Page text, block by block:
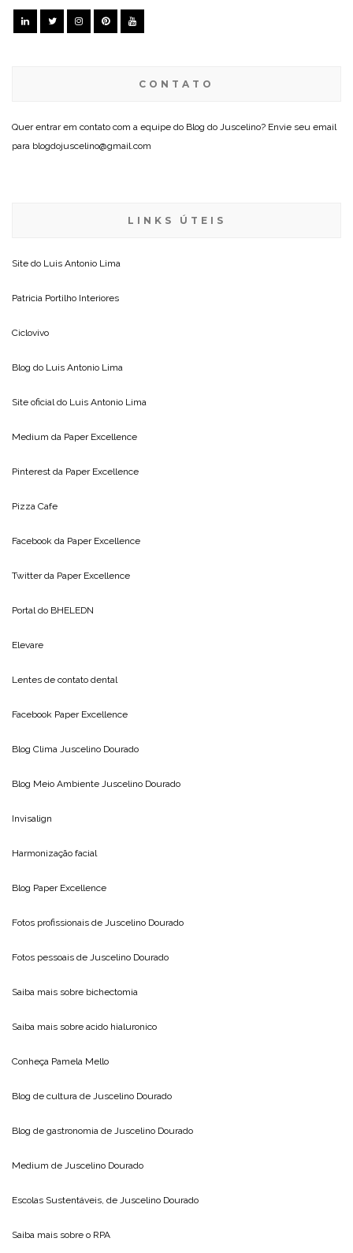
CONTATO
Quer entrar em contato com a equipe do Blog do Juscelino? Envie seu email
para blogdojuscelino@gmail.com
LINKS ÚTEIS
Site do Luis Antonio Lima
Patricia Portilho Interiores
Ciclovivo
Blog do Luis Antonio Lima
Site oficial do Luis Antonio Lima
Medium da Paper Excellence
Pinterest da Paper Excellence
Pizza Cafe
Facebook da Paper Excellence
Twitter da Paper Excellence
Portal do BHELEDN
Elevare
Lentes de contato dental
Facebook Paper Excellence
Blog Clima Juscelino Dourado
Blog Meio Ambiente Juscelino Dourado
Invisalign
Harmonização facial
Blog Paper Excellence
Fotos profissionais de Juscelino Dourado
Fotos pessoais de Juscelino Dourado
Saiba mais sobre bichectomia
Saiba mais sobre acido hialuronico
Conheça Pamela Mello
Blog de cultura de Juscelino Dourado
Blog de gastronomia de Juscelino Dourado
Medium de Juscelino Dourado
Escolas Sustentáveis, de Juscelino Dourado
Saiba mais sobre o RPA